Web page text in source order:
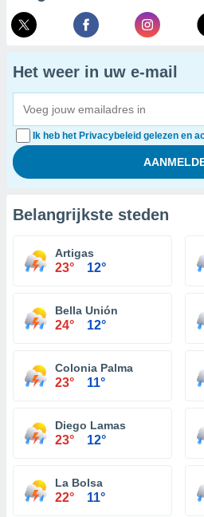
Het weer in uw e-mail
Ik heb het Privacybeleid gelezen en
Belangrijkste steden
Artigas
23° 12°
Bella Unión
24° 12°
Colonia Palma
23° 11°
Diego Lamas
23° 12°
La Bolsa
22° 11°